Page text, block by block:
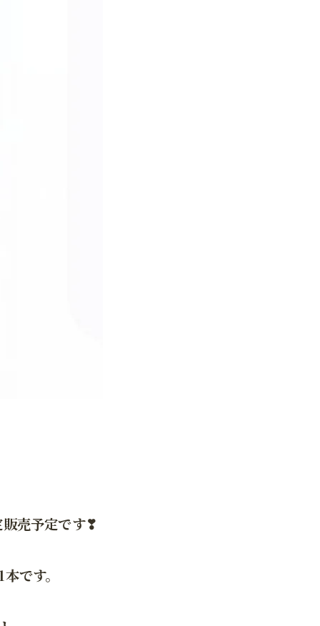
売予定です❣
です。